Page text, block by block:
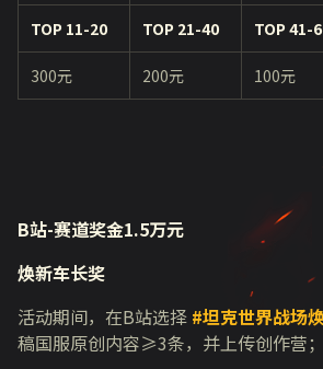
TOP 11-20 TOP 21-40 TOP 41-
300元 200元 100元
B站-赛道奖金1.5万元
焕新车长奖
活动期间，在B站选择 #坦克世界战场
稿国服原创内容≥3条，并上传创作营；